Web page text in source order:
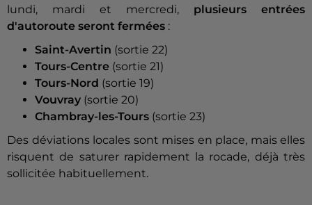
lundi, mardi et mercredi, plusieurs entrées
d'autoroute seront fermées :
Saint-Avertin (sortie 22)
Tours-Centre (sortie 21)
Tours-Nord (sortie 19)
Vouvray (sortie 20)
Chambray-les-Tours (sortie 23)
Des déviations locales sont mises en place, mais elles
risquent de saturer rapidement la rocade, déjà très
sollicitée habituellement.